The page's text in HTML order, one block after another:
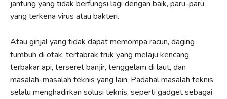
jantung yang tidak berfungsi lagi dengan baik, paru-paru
yang terkena virus atau bakteri.
Atau ginjal yang tidak dapat memompa racun, daging
tumbuh di otak, tertabrak truk yang melaju kencang,
terbakar api, terseret banjir, tenggelam di laut, dan
masalah-masalah teknis yang lain. Padahal masalah teknis
selalu menghadirkan solusi teknis, seperti gadget sebagai